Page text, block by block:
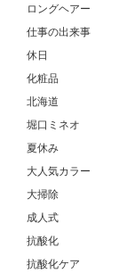
ロングヘアー
仕事の出来事
休日
化粧品
北海道
堀口ミネオ
夏休み
大人気カラー
大掃除
成人式
抗酸化
抗酸化ケア